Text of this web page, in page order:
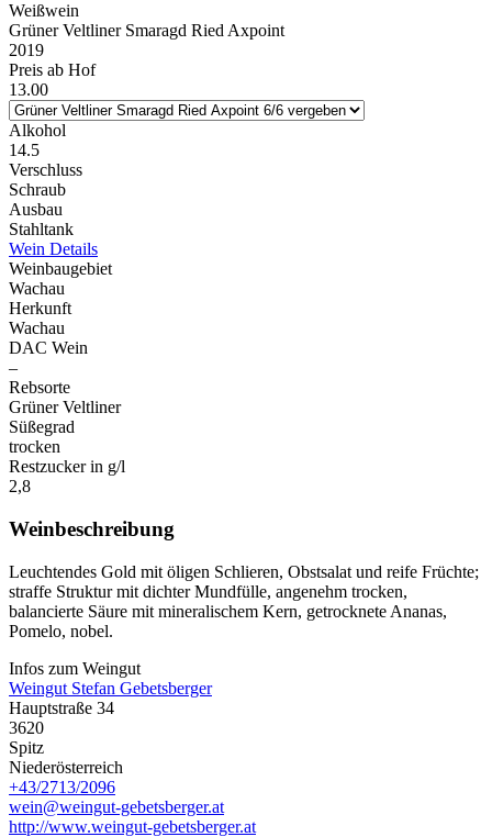
Weißwein
Grüner Veltliner Smaragd Ried Axpoint
2019
Preis ab Hof
13.00
Alkohol
14.5
Verschluss
Schraub
Ausbau
Stahltank
Wein Details
Weinbaugebiet
Wachau
Herkunft
Wachau
DAC Wein
–
Rebsorte
Grüner Veltliner
Süßegrad
trocken
Restzucker in g/l
2,8
Weinbeschreibung
Leuchtendes Gold mit öligen Schlieren, Obstsalat und reife Früchte;
straffe Struktur mit dichter Mundfülle, angenehm trocken,
balancierte Säure mit mineralischem Kern, getrocknete Ananas,
Pomelo, nobel.
Infos zum Weingut
Weingut Stefan Gebetsberger
Hauptstraße 34
3620
Spitz
Niederösterreich
+43/2713/2096
wein@weingut-gebetsberger.at
http://www.weingut-gebetsberger.at